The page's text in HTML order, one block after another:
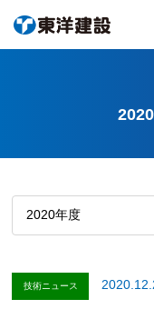
技術ニュース